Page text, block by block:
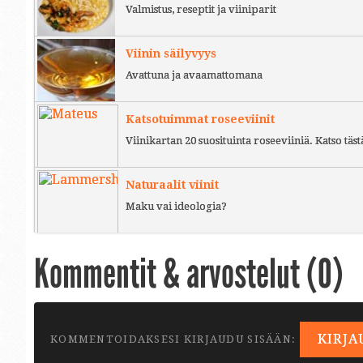
Valmistus, reseptit ja viiniparit
Viinin säilyvyys
Avattuna ja avaamattomana
Katsotuimmat roseeviinit
Viinikartan 20 suosituinta roseeviiniä. Katso
Naturaalit viinit
Maku vai ideologia?
Kommentit & arvostelut (0)
KOMMENTOIDAKSESI KIRJAUDU SISÄÄN: